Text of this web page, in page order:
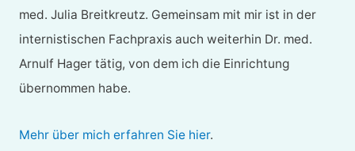
med. Julia Breitkreutz. Gemeinsam mit mir ist in der
internistischen Fachpraxis auch weiterhin Dr. med.
Arnulf Hager tätig, von dem ich die Einrichtung
übernommen habe.
Mehr über mich erfahren Sie hier.